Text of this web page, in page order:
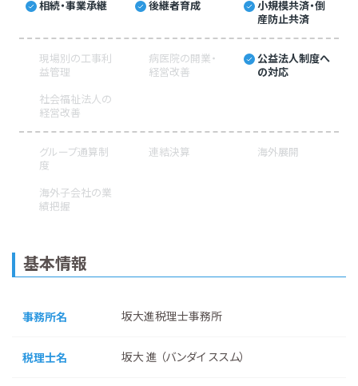
相続・事業承継 後継者育成
小規模共済・倒
産防止共済
現場別の工事利
益管理
病医院の開業・
経営改善
公益法人制度へ
の対応
社会福祉法人の
経営改善
グループ通算制
度
連結決算 海外展開
海外子会社の業
績把握
基本情報
事務所名 坂大進税理士事務所
税理士名 坂大 進 （バンダイ ススム）